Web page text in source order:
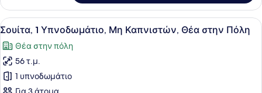
Πόλη
Δωμάτιο,
King
Θέα
στην
Πόλη
Προβολή
όλων
των
φωτογραφιών
για
Σουίτα,
Ένα σύγχρονο δωμάτιο
7
Σουίτα, 1 Υπνοδωμάτιο, Μη Καπνιστών, Θέα στην Πόλη
Θέα στην πόλη
56 τ.μ.
1 υπνοδωμάτιο